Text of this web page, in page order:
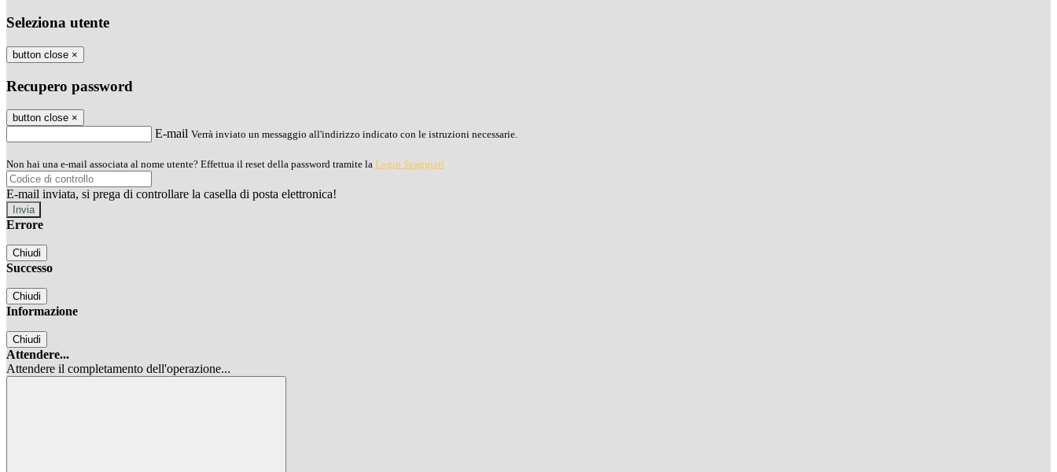
Seleziona utente
button close ×
Recupero password
button close ×
E-mail Verrà inviato un messaggio all'indirizzo indicato con le istruzioni necessarie.
Non hai una e-mail associata al nome utente? Effettua il reset della password tramite la Login Spaggiari
E-mail inviata, si prega di controllare la casella di posta elettronica!
Errore
Chiudi
Successo
Chiudi
Informazione
Chiudi
Attendere...
Attendere il completamento dell'operazione...